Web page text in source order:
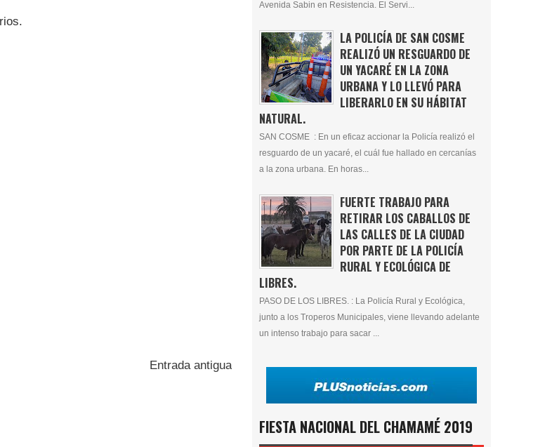
Entrada antigua
Avenida Sabin en Resistencia. El Servi...
LA POLICÍA DE SAN COSME
REALIZÓ UN RESGUARDO DE
UN YACARÉ EN LA ZONA
URBANA Y LO LLEVÓ PARA
LIBERARLO EN SU HÁBITAT
NATURAL.
SAN COSME : En un eficaz accionar la Policía realizó el
resguardo de un yacaré, el cuál fue hallado en cercanías
a la zona urbana. En horas...
FUERTE TRABAJO PARA
RETIRAR LOS CABALLOS DE
LAS CALLES DE LA CIUDAD
POR PARTE DE LA POLICÍA
RURAL Y ECOLÓGICA DE
LIBRES.
PASO DE LOS LIBRES. : La Policía Rural y Ecológica,
junto a los Troperos Municipales, viene llevando adelante
un intenso trabajo para sacar ...
FIESTA NACIONAL DEL CHAMAMÉ 2019